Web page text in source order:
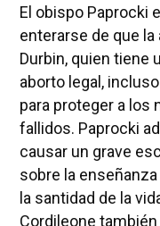
El obispo Paprocki
enterarse de que
Durbin, quien tiene
aborto legal,
para proteger a los
fallidos. Paprocki
causar un grave
sobre la
la santidad de la
Cordileone